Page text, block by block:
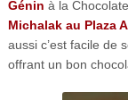
Génin à la
Michalak au Plaza
aussi c’est facile de
offrant un bon